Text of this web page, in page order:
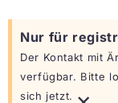
Nur für
Der Kontakt mit
verfügbar. Bitte
sich jetzt.